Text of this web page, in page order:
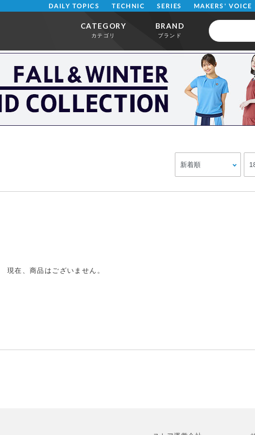
DAILY TOPICS TECHNIC SERIES MAKERS' VOICE
CATEGORY
カテゴリ
BRAND
ブランド
現在、商品はございません。